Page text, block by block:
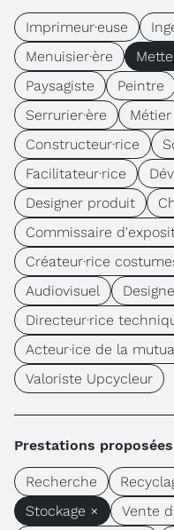
Imprimeur·euse
Menuisier·ère
Paysagiste
Peintre
Serrurier·ère
Constructeur·rice
Facilitateur·rice
Designer produit
Commissaire
Créateur·rice
Audiovisuel
Directeur·rice
Acteur·ice de la
Valoriste Upcycleur
Prestations proposées
Recherche
Stockage ×
Vente